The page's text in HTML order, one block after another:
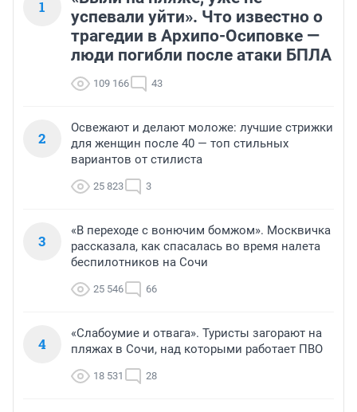
1
успевали уйти». Что известно о
трагедии в Архипо-Осиповке —
люди погибли после атаки БПЛА
109 166 43
2
Освежают и делают моложе: лучшие стрижки
для женщин после 40 — топ стильных
вариантов от стилиста
25 823 3
3
«В переходе с вонючим бомжом». Москвичка
рассказала, как спасалась во время налета
беспилотников на Сочи
25 546 66
4
«Слабоумие и отвага». Туристы загорают на
пляжах в Сочи, над которыми работает ПВО
18 531 28